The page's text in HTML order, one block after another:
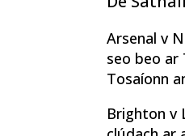
Arsenal v
seo beo ar
Tosaíonn
Brighton v